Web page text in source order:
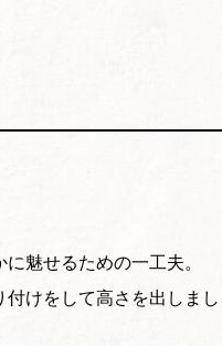
魅せるための一工夫。
けをして高さを出しまし